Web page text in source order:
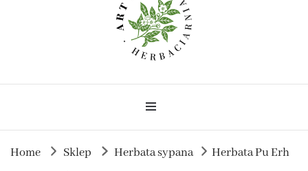
Herbaciarnia Art-Tea
Home Sklep Herbata sypana
Herbata Pu Erh